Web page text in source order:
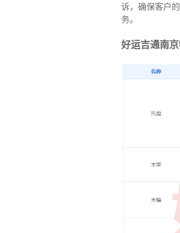
诉，确保客户
务。
好运吉通南